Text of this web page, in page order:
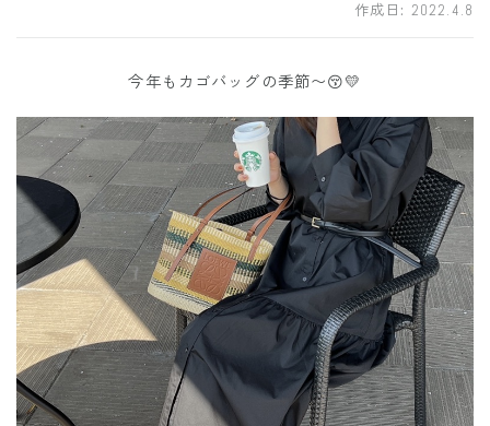
作成日: 2022.4.8
今年もカゴバッグの季節〜😚💛